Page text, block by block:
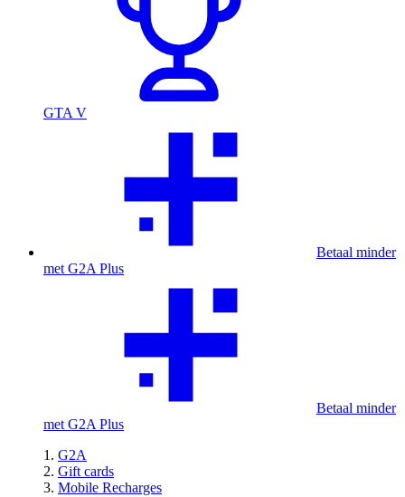
GTA V
Betaal minder
met G2A Plus
Betaal minder
met G2A Plus
G2A
Gift cards
Mobile Recharges